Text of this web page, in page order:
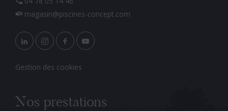
magasin@piscines-concept.com
Gestion des cookies
Nos prestations